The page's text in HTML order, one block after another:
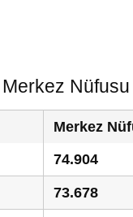
Nüfusu
Merkez
74.904
73.678